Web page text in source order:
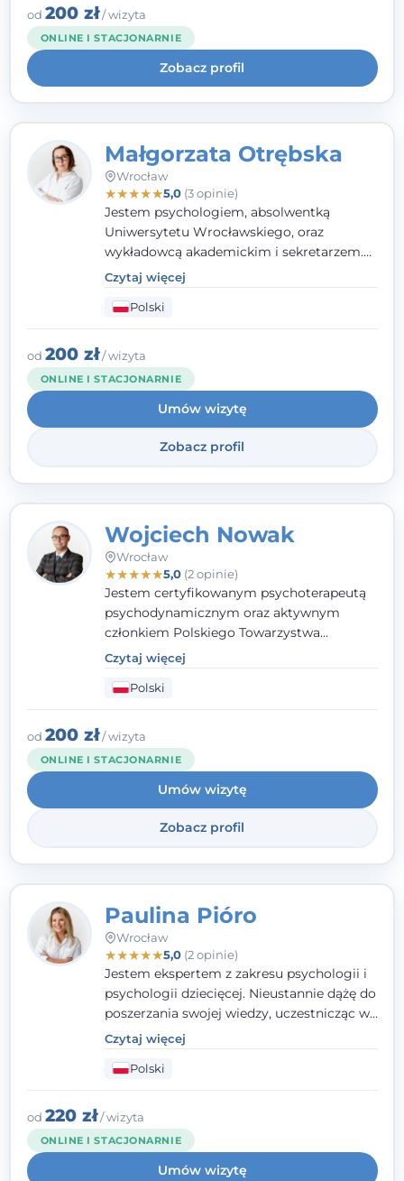
klinicznej na SWPS we Wrocławiu. W pracy
kieruję się empatią, etyką zawodową i
uważnością na potrzeby klienta.
od 200 zł/ wizyta
ONLINE I STACJONARNIE
Zobacz profil
Małgorzata Otrębska
Wrocław
★★★★★5,0(3 opinie)
Jestem psychologiem, absolwentką
Uniwersytetu Wrocławskiego, oraz
wykładowcą akademickim i sekretarzem.
Dodatkowo mam kwalifikacje mediatora,
specjalizując się w sprawach rodzinnych,
cywilnych oraz karnych.
Czytaj więcej
Polski
od 200 zł/ wizyta
ONLINE I STACJONARNIE
Umów wizytę
Zobacz profil
Wojciech Nowak
Wrocław
★★★★★5,0(2 opinie)
Jestem certyfikowanym psychoterapeutą
psychodynamicznym oraz aktywnym
członkiem Polskiego Towarzystwa
Psychoterapii Psychodynamicznej. W
mojej pracy zawodowej kładę duży nacisk
na uważne słuchanie Pacjenta. Interesuje
mnie szczególnie psychoterapia zaburzeń
osobowości, zaburzeń nerwicowych i
lękowych, a także zagadnienia związane z
małżeństwem i rodziną, w tym problemy w
relacjach rodzinnych. Nie specjalizuję się w
uzależnieniach.
Czytaj więcej
Polski
od 200 zł/ wizyta
ONLINE I STACJONARNIE
Umów wizytę
Zobacz profil
Paulina Pióro
Wrocław
★★★★★5,0(2 opinie)
Jestem ekspertem z zakresu psychologii i
psychologii dziecięcej. Nieustannie dążę do
poszerzania swojej wiedzy, uczestnicząc w
różnorodnych szkoleniach. Pracując z
dziećmi, młodzieżą i młodymi dorosłymi
niezwykle ważne jest dla mnie poczucie
bezpieczeństwa, zrozumienia oraz wolności
w wyrażaniu swojego zdania. Kieruję się
etyką zawodową, wierząc, że każdy
człowiek powinien otrzymać wsparcie i
pomoc, by poradzić sobie ze swoimi
Czytaj więcej
Polski
od 220 zł/ wizyta
ONLINE I STACJONARNIE
Umów wizytę